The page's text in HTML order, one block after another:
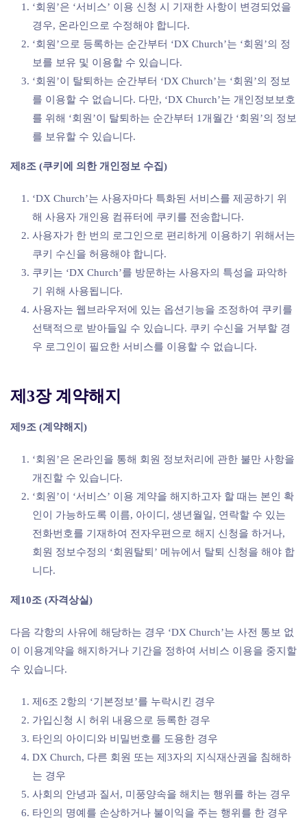
‘회원’은 ‘서비스’ 이용 신청 시 기재한 사항이 변경되었을
경우, 온라인으로 수정해야 합니다.
‘회원’으로 등록하는 순간부터 ‘DX Church’는 ‘회원’의 정
보를 보유 및 이용할 수 있습니다.
‘회원’이 탈퇴하는 순간부터 ‘DX Church’는 ‘회원’의 정보
를 이용할 수 없습니다. 다만, ‘DX Church’는 개인정보보호
를 위해 ‘회원’이 탈퇴하는 순간부터 1개월간 ‘회원’의 정보
를 보유할 수 있습니다.
제8조 (쿠키에 의한 개인정보 수집)
‘DX Church’는 사용자마다 특화된 서비스를 제공하기 위
해 사용자 개인용 컴퓨터에 쿠키를 전송합니다.
사용자가 한 번의 로그인으로 편리하게 이용하기 위해서는
쿠키 수신을 허용해야 합니다.
쿠키는 ‘DX Church’를 방문하는 사용자의 특성을 파악하
기 위해 사용됩니다.
사용자는 웹브라우저에 있는 옵션기능을 조정하여 쿠키를
선택적으로 받아들일 수 있습니다. 쿠키 수신을 거부할 경
우 로그인이 필요한 서비스를 이용할 수 없습니다.
제3장 계약해지
제9조 (계약해지)
‘회원’은 온라인을 통해 회원 정보처리에 관한 불만 사항을
개진할 수 있습니다.
‘회원’이 ‘서비스’ 이용 계약을 해지하고자 할 때는 본인 확
인이 가능하도록 이름, 아이디, 생년월일, 연락할 수 있는
전화번호를 기재하여 전자우편으로 해지 신청을 하거나,
회원 정보수정의 ‘회원탈퇴’ 메뉴에서 탈퇴 신청을 해야 합
니다.
제10조 (자격상실)
다음 각항의 사유에 해당하는 경우 ‘DX Church’는 사전 통보 없
이 이용계약을 해지하거나 기간을 정하여 서비스 이용을 중지할
수 있습니다.
제6조 2항의 ‘기본정보’를 누락시킨 경우
가입신청 시 허위 내용으로 등록한 경우
타인의 아이디와 비밀번호를 도용한 경우
DX Church, 다른 회원 또는 제3자의 지식재산권을 침해하
는 경우
사회의 안녕과 질서, 미풍양속을 해치는 행위를 하는 경우
타인의 명예를 손상하거나 불이익을 주는 행위를 한 경우